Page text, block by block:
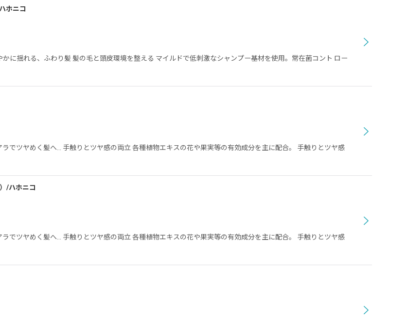
ホニコ
に揺れる、ふわり髪 髪の毛と頭皮環境を整える マイルドで低刺激なシャンプー基材を使用。常在菌コント ロー
でツヤめく髪へ… 手触りとツヤ感の両立 各種植物エキスの花や果実等の有効成分を主に配合。 手触りとツヤ感
/ハホニコ
でツヤめく髪へ… 手触りとツヤ感の両立 各種植物エキスの花や果実等の有効成分を主に配合。 手触りとツヤ感